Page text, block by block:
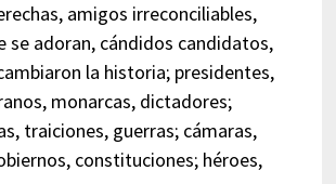
amigos irreconciliables,
se adoran, cándidos candidatos,
la historia; presidentes,
monarcas, dictadores;
traiciones, guerras; cámaras,
constituciones; héroes,